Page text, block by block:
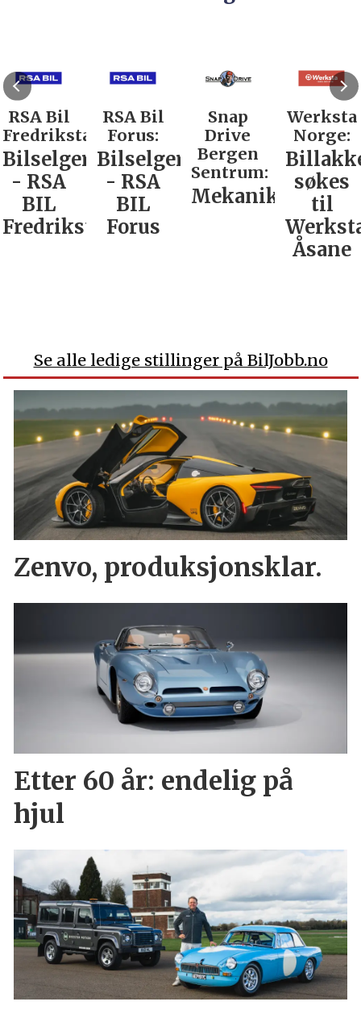
RSA Bil
Fredrikstad:
Bilselger
- RSA
BIL
Fredrikstad
RSA Bil
Forus:
Bilselger
- RSA
BIL
Forus
Snap
Drive
Bergen
Sentrum:
Mekaniker
Werksta
Norge:
søkes
til
Åsane
Se alle ledige stillinger på BilJobb.no
Zenvo, produksjonsklar.
Etter 60 år: endelig på
hjul